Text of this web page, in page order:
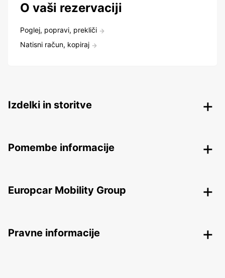
O vaši rezervaciji
Poglej, popravi, prekliči
Natisni račun, kopiraj
Izdelki in storitve
Pomembe informacije
Europcar Mobility Group
Pravne informacije